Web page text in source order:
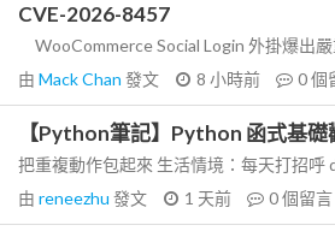
CVE-2026-8457
WooCommerce Social Login 外掛爆出
由 Mack Chan 發文 8 小時前 0個
【Python筆記】Python 函式基礎
把重複動作包起來 生活情境：每天打招呼
由 reneezhu 發文 1 天前 0個留言